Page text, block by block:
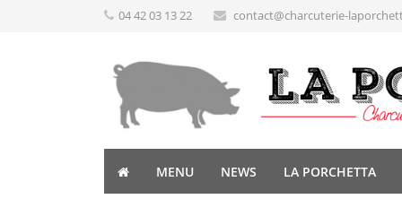
04 42 03 13 22 contact@charcuterie-
MENU NEWS LA PORCHETTA